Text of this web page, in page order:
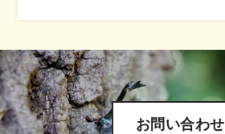
お問い合わせ